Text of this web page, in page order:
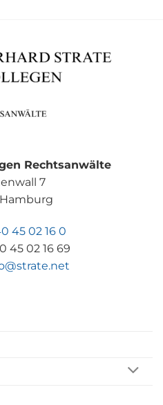
Rechtsanwälte
7
45 02 16 0
45 02 16 69